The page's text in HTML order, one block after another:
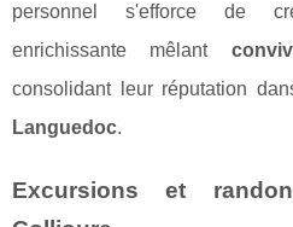
personnel s'efforce de
enrichissante mêlant
consolidant leur réputation
Languedoc.
Excursions et